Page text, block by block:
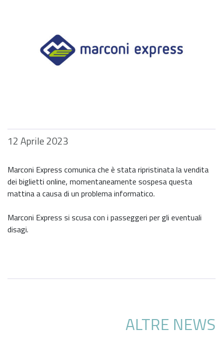
12 Aprile 2023
Marconi Express comunica che è stata ripristinata la vendita
dei biglietti online, momentaneamente sospesa questa
mattina a causa di un problema informatico.
Marconi Express si scusa con i passeggeri per gli eventuali
disagi.
ALTRE NEWS